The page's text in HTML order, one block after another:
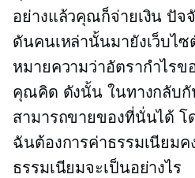
อย่างแล้วคุณก็จ่ายเงิน ปัจ
ดันคนเหล่านั้นมายังเว็บไ
หมายความว่าอัตรากำไร
คุณคิด ดังนั้น ในทางกลับกั
สามารถขายของที่นั่นได้
ฉันต้องการค่าธรรมเนียม
ธรรมเนียมจะเป็นอย่างไร